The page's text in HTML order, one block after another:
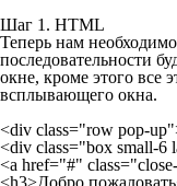
Шаг 1. HTML
Теперь нам
последовательности
окне, кроме этого все
всплывающего окна.
<div class="row pop-
<div class="box small-6
<a href="#"
<h3>Добро